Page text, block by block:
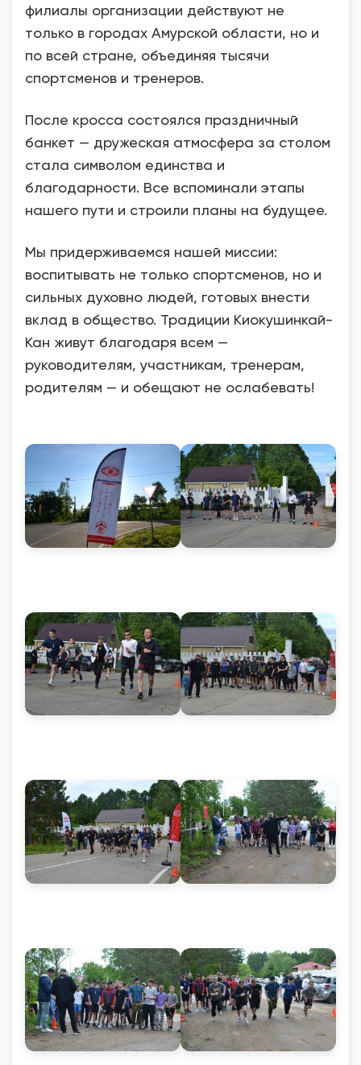
филиалы организации действуют не
только в городах Амурской области, но и
по всей стране, объединяя тысячи
спортсменов и тренеров.
После кросса состоялся праздничный
банкет — дружеская атмосфера за столом
стала символом единства и
благодарности. Все вспоминали этапы
нашего пути и строили планы на будущее.
Мы придерживаемся нашей миссии:
воспитывать не только спортсменов, но и
сильных духовно людей, готовых внести
вклад в общество. Традиции Киокушинкай-
Кан живут благодаря всем —
руководителям, участникам, тренерам,
родителям — и обещают не ослабевать!